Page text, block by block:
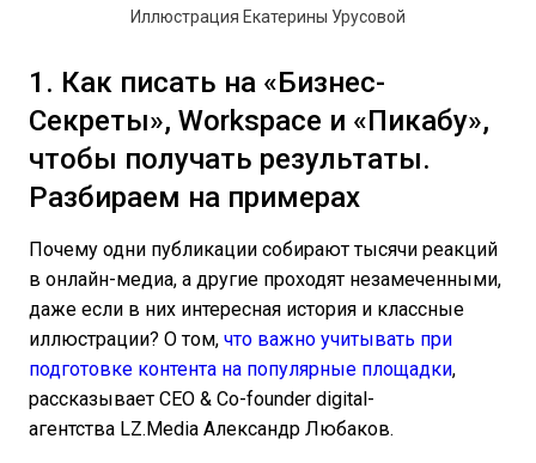
Иллюстрация Екатерины Урусовой
1. Как писать на «Бизнес-
Секреты», Workspace и «Пикабу»,
чтобы получать результаты.
Разбираем на примерах
Почему одни публикации собирают тысячи реакций
в онлайн-медиа, а другие проходят незамеченными,
даже если в них интересная история и классные
иллюстрации? О том, что важно учитывать при
подготовке контента на популярные площадки,
рассказывает CEO & Co-founder digital-
агентства LZ.Media Александр Любаков.